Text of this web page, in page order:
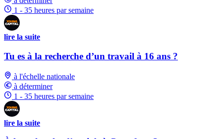
1 - 35 heures par semaine
lire la suite
Tu es à la recherche d’un travail à 16 ans ?
à l'échelle nationale
à déterminer
1 - 35 heures par semaine
lire la suite